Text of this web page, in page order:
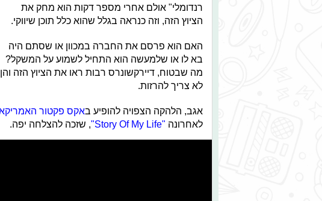
רנדומלי" אולם אחרי מספר דקות הוא מחק את
הציוץ הזה, וזה כנראה בגלל שהוא כלל תוכן שיווקי.
האם הוא פרסם את החברה במכוון או שסתם היה
בא לו או שלמעשה הוא התחיל לשמוע על המשקל?
מה שבטוח, דיירקשונרס רבות ראו את הציוץ הזה
לא צריך להרזות.
אגב, הלהקה הצפויה להופיע באקס פקטור
לאחרונה "Story Of My Life" , שזכה להצלחה יפה.